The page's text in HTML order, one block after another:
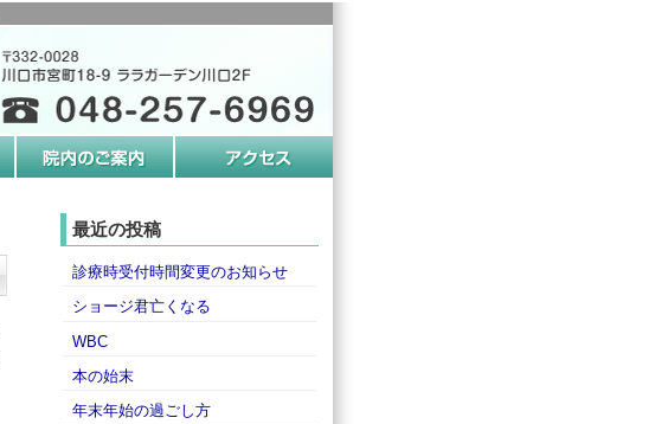
最近の投稿
診療時受付時間変更のお知らせ
ショージ君亡くなる
WBC
本の始末
年末年始の過ごし方